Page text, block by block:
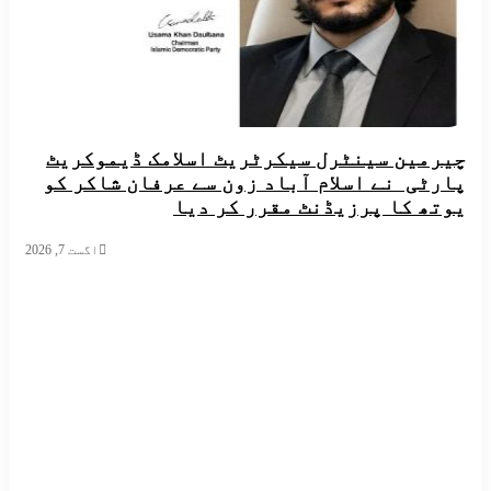
سینٹرل سیکرٹریٹ اسلامک ڈیموکریٹ
نے اسلام آباد زون سے عرفان شاکر کو
کا پرزیڈنٹ مقرر کر دیا